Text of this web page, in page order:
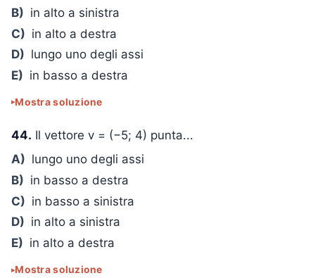
B) in alto a sinistra
C) in alto a destra
D) lungo uno degli assi
E) in basso a destra
Mostra soluzione
44. Il vettore v = (−5; 4) punta...
A) lungo uno degli assi
B) in basso a destra
C) in basso a sinistra
D) in alto a sinistra
E) in alto a destra
Mostra soluzione